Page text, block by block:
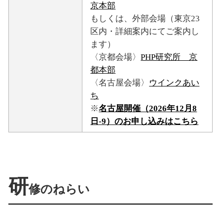
京本部
もしくは、外部会場（東京23
区内・詳細案内にてご案内し
ます）
〈京都会場〉PHP研究所 京
都本部
〈名古屋会場〉 ウインクあい
ち
※名古屋開催（2026年12月8
日-9）のお申し込みはこちら
研修のねらい